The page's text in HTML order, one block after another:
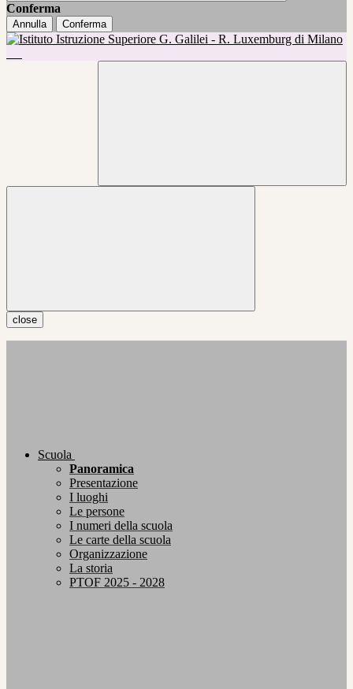
Conferma
Annulla Conferma
close
Scuola
Panoramica
Presentazione
I luoghi
Le persone
I numeri della scuola
Le carte della scuola
Organizzazione
La storia
PTOF 2025 - 2028